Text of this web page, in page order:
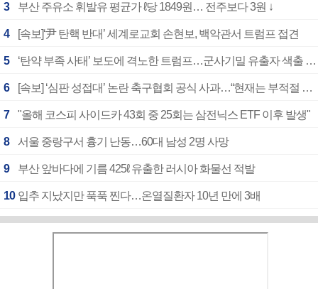
3 부산 주유소 휘발유 평균가 ℓ당 1849원… 전주보다 3원 ↓
4 [속보]‘尹 탄핵 반대’ 세계로교회 손현보, 백악관서 트럼프 접견
5 ‘탄약 부족 사태’ 보도에 격노한 트럼프…군사기밀 유출자 색출 지시
6 [속보] ‘심판 성접대’ 논란 축구협회 공식 사과…“현재는 부적절 행위 없어”
7 "올해 코스피 사이드카 43회 중 25회는 삼전닉스 ETF 이후 발생"
8 서울 중랑구서 흉기 난동…60대 남성 2명 사망
9 부산 앞바다에 기름 425ℓ 유출한 러시아 화물선 적발
10 입추 지났지만 푹푹 찐다…온열질환자 10년 만에 3배